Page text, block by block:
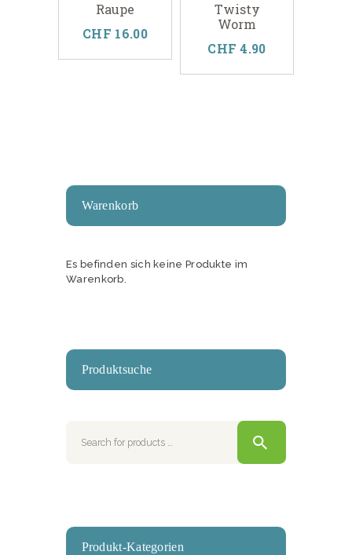
Raupe
CHF 16 00
Twisty
Worm
CHF 4 90
Dieses
werden
Warenkorb
Es befinden sich keine Produkte im
Warenkorb.
Produktsuche
Produkt-Kategorien